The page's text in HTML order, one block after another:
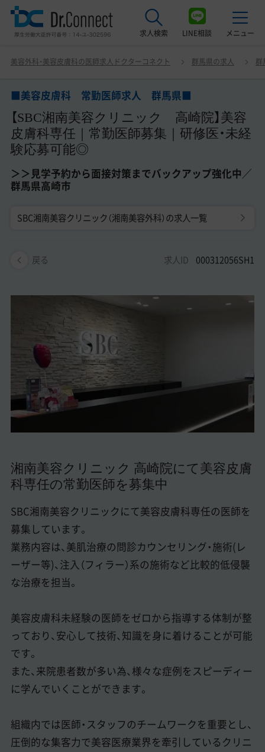
求人検索 LINE相談 メニュー
美容クリニック見学ご希望の方はこちら
サービス紹介
ドクターコネクトの強み
エージェント紹介
美容医療医師の転職お役立ちコンテンツ
美容クリニック見学・研修情報
美容外科・美容皮膚科の医師転職体験談
美容クリニックインタビュー
美容医療の転職お役立ち記事
美容医療辞典
よくあるご質問
医師採用ご担当者様・その他問い合わせ
美容外科・美容皮膚科の医師求人ドクターコネクト 群馬県の求人 群
■美容皮膚科 常勤医師求人 群馬県■
【SBC湘南美容クリニック 高崎院】美容
皮膚科専任｜常勤医師募集｜研修医・未経
験応募可能◎
＞＞見学予約から面接対策までバックアップ強化中／
群馬県高崎市
SBC湘南美容クリニック（湘南美容外科）の求人一覧
戻る 求人ID 000312056SH1
湘南美容クリニック 高崎院にて美容皮膚
科専任の常勤医師を募集中
SBC湘南美容クリニックにて美容皮膚科専任の医師を
募集しています。
業務内容は、美肌治療の問診カウンセリング・施術(レ
ーザー等)、注入（フィラー）系の施術など比較的低侵襲
な治療を担当。
美容皮膚科未経験の医師をゼロから指導する体制が整
っており、安心して技術、知識を身に着けることが可能
です。
また、来院患者数が多い為、様々な症例をスピーディー
に学んでいくことができます。
組織内では医師・スタッフのチームワークを重要とし、
圧倒的な集客力で美容医療業界を牽引しているクリニ
■美容皮膚科 常勤医師求人 群馬県■ 【SBC湘南美容ク
リニック 高崎院】美容皮膚科専任｜常勤医師募集｜研修
クアップ強化中／群馬県高崎市